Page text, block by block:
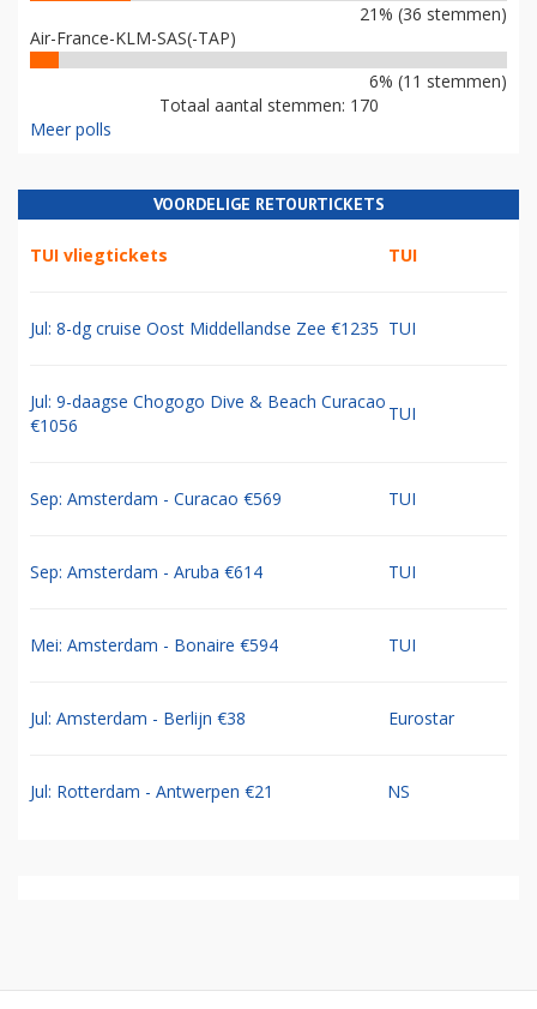
21% (36 stemmen)
Air-France-KLM-SAS(-TAP)
6% (11 stemmen)
Totaal aantal stemmen: 170
Meer polls
VOORDELIGE RETOURTICKETS
TUI vliegtickets TUI
Jul: 8-dg cruise Oost Middellandse Zee €1235 TUI
Jul: 9-daagse Chogogo Dive & Beach Curacao
€1056
TUI
Sep: Amsterdam - Curacao €569 TUI
Sep: Amsterdam - Aruba €614 TUI
Mei: Amsterdam - Bonaire €594 TUI
Jul: Amsterdam - Berlijn €38 Eurostar
Jul: Rotterdam - Antwerpen €21 NS